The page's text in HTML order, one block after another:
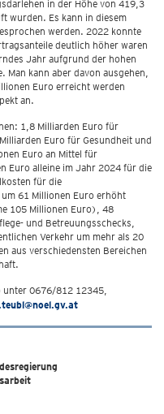
in der Höhe von 419,3
wurden. Es kann in diesem
werden. 2022 konnte
deutlich höher waren
Jahr aufgrund der hohen
Man kann aber davon ausgehen,
Euro erreicht werden
an.
1,8 Milliarden Euro für
Euro für Gesundheit und
Euro an Mittel für
Euro alleine im Jahr 2024 für die
für die
61 Millionen Euro erhöht
105 Millionen Euro), 48
und Betreuungsschecks,
Verkehr um mehr als 20
aus verschiedensten Bereichen
unter 0676/812 12345,